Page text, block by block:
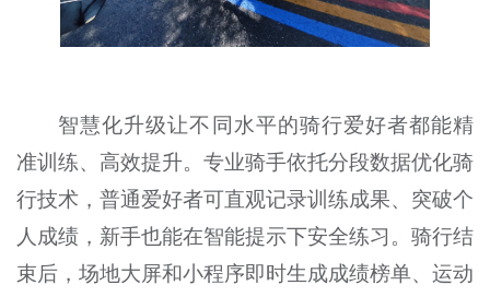
智慧化升级让不同水平的骑行爱好者都能精
准训练、高效提升。专业骑手依托分段数据优化骑
行技术，普通爱好者可直观记录训练成果、突破个
人成绩，新手也能在智能提示下安全练习。骑行结
束后，场地大屏和小程序即时生成成绩榜单、运动